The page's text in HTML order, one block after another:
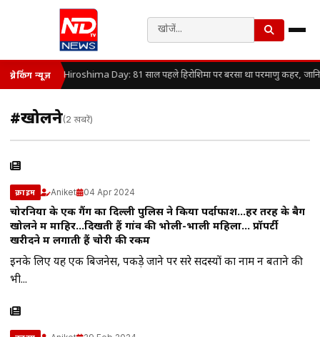
ब्रेकिंग न्यूज़ Hiroshima Day: 81 साल पहले हिरोशिमा पर बरसा था परमाणु कहर,
#खोलने(2 खबरें)
क्राइम Aniket 04 Apr 2024
चोरनियों के एक गैंग का दिल्ली पुलिस ने किया पर्दाफाश…हर तरह के बैग
खोलने में माहिर…दिखती हैं गांव की भोली-भाली महिला… प्रॉपर्टी
खरीदने में लगाती हैं चोरी की रकम
इनके लिए यह एक बिजनेस, पकड़े जाने पर दूसरे सदस्यों का नाम न बताने की
भी...